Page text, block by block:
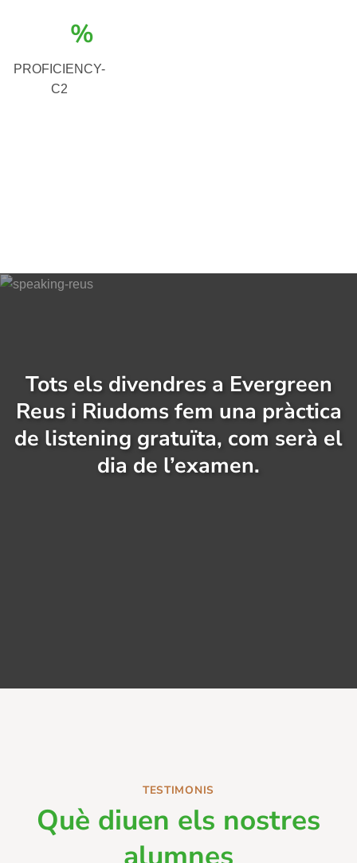
%
PROFICIENCY-
C2
Tots els divendres a Evergreen
Reus i Riudoms fem una pràctica
de listening gratuïta, com serà el
dia de l’examen.
TESTIMONIS
Què diuen els nostres